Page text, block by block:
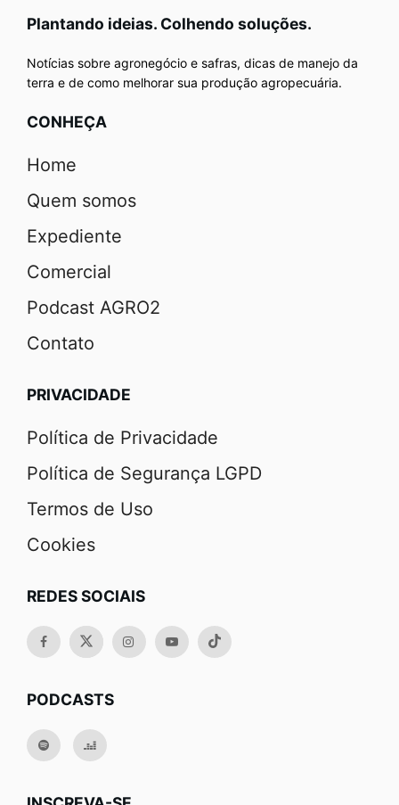
Plantando ideias. Colhendo soluções.
Notícias sobre agronegócio e safras, dicas de manejo da
terra e de como melhorar sua produção agropecuária.
CONHEÇA
Home
Quem somos
Expediente
Comercial
Podcast AGRO2
Contato
PRIVACIDADE
Política de Privacidade
Política de Segurança LGPD
Termos de Uso
Cookies
REDES SOCIAIS
PODCASTS